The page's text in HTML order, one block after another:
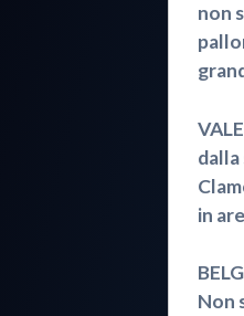
non
in
Non